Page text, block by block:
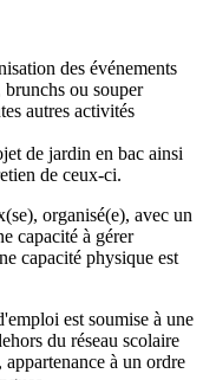
des événements
brunchs ou souper
autres activités
de jardin en bac ainsi
de ceux-ci.
organisé(e), avec un
capacité à gérer
capacité physique est
est soumise à une
du réseau scolaire
à un ordre